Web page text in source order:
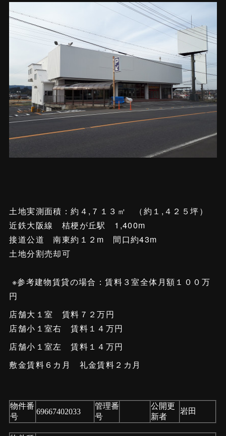
土地実測面積：約４,７１３㎡ （約１,４２５坪）
近鉄大阪線 桔梗が丘駅 1,400m
接道公道 南東約１２m 間口約43m
土地分割売却可
※参考建物賃貸の場合：賃料３室全体月額１００万
円
店舗大１室 賃料７２万円
店舗小１室右 賃料１４万円
店舗小１室左 賃料１４万円
敷金賃料６カ月 礼金賃料２カ月